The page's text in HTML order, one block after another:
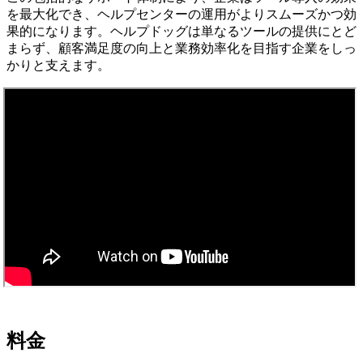
を最大化でき、ヘルプセンターの運用がよりスムーズかつ効
果的になります。ヘルプドッグは単なるツールの提供にとど
まらず、顧客満足度の向上と業務効率化を目指す企業をしっ
かりと支えます。
料金